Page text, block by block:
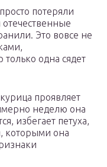
потеряли
Это вовсе не
одна сядет
проявляет
неделю она
избегает петуха,
которыми она